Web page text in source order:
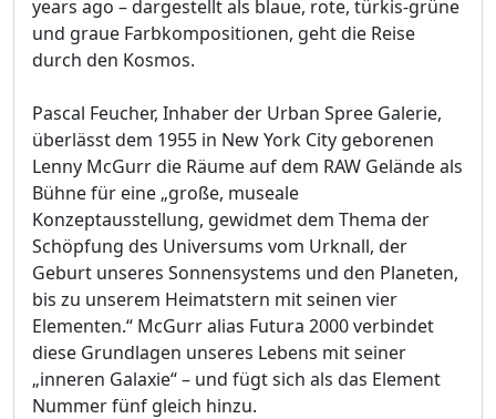
years ago – dargestellt als blaue, rote, türkis-grüne
und graue Farbkompositionen, geht die Reise
durch den Kosmos.
Pascal Feucher, Inhaber der Urban Spree Galerie,
überlässt dem 1955 in New York City geborenen
Lenny McGurr die Räume auf dem RAW Gelände als
Bühne für eine „große, museale
Konzeptausstellung, gewidmet dem Thema der
Schöpfung des Universums vom Urknall, der
Geburt unseres Sonnensystems und den Planeten,
bis zu unserem Heimatstern mit seinen vier
Elementen.“ McGurr alias Futura 2000 verbindet
diese Grundlagen unseres Lebens mit seiner
„inneren Galaxie“ – und fügt sich als das Element
Nummer fünf gleich hinzu.